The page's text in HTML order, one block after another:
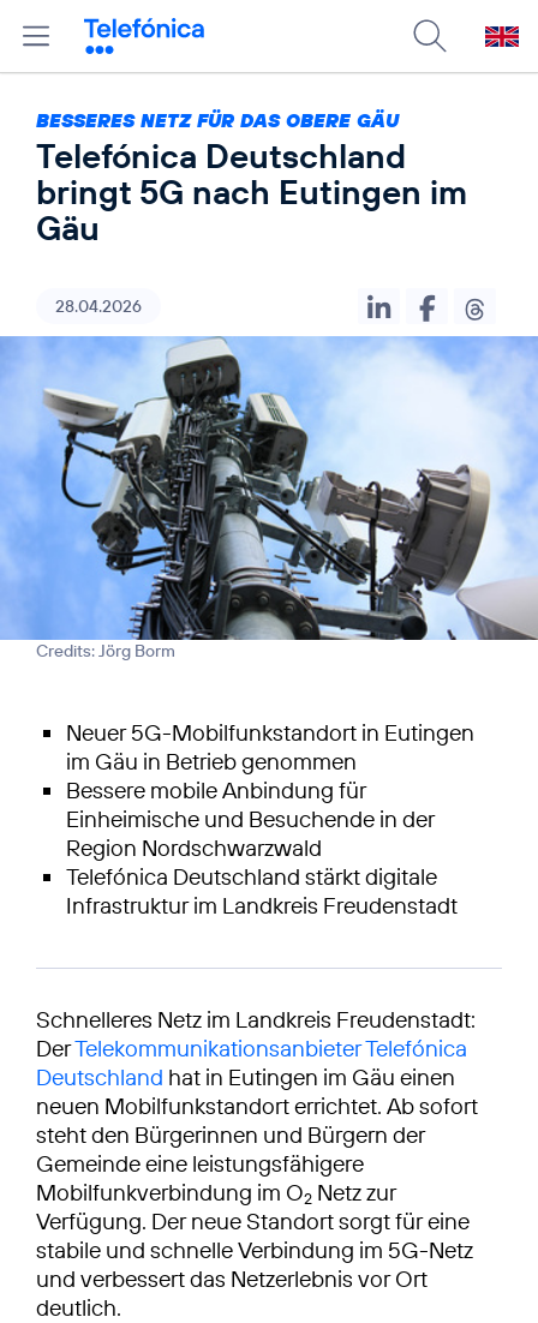
BESSERES NETZ FÜR DAS OBERE GÄU
Telefónica Deutschland
bringt 5G nach Eutingen im
Gäu
28.04.2026
Credits: Jörg Borm
Neuer 5G-Mobilfunkstandort in Eutingen
im Gäu in Betrieb genommen
Bessere mobile Anbindung für
Einheimische und Besuchende in der
Region Nordschwarzwald
Telefónica Deutschland stärkt digitale
Infrastruktur im Landkreis Freudenstadt
Schnelleres Netz im Landkreis Freudenstadt:
DerTelekommunikationsanbieter Telefónica
Deutschland hat in Eutingen im Gäu einen
neuen Mobilfunkstandort errichtet. Ab sofort
steht den Bürgerinnen und Bürgern der
Gemeinde eine leistungsfähigere
Mobilfunkverbindung im O2 Netz zur
Verfügung. Der neue Standort sorgt für eine
stabile und schnelle Verbindung im 5G-Netz
und verbessert das Netzerlebnis vor Ort
deutlich.